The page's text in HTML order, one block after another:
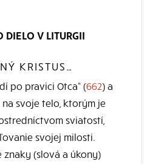
DIELO V LITURGII
KRISTUS…
po pravici Otca“ (662) a
svoje telo, ktorým je
sviatostí,
svojej milosti.
(slová a úkony)